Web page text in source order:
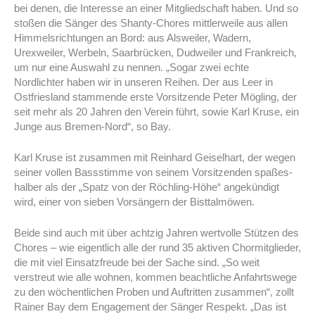
bei denen, die Interesse an einer Mitgliedschaft haben. Und so
stoßen die Sänger des Shanty-Chores mittlerweile aus allen
Himmelsrichtungen an Bord: aus Alsweiler, Wadern,
Urexweiler, Werbeln, Saarbrücken, Dudweiler und Frankreich,
um nur eine Auswahl zu nennen. „Sogar zwei echte
Nordlichter haben wir in unseren Reihen. Der aus Leer in
Ostfriesland stammende erste Vorsitzende Peter Mögling, der
seit mehr als 20 Jahren den Verein führt, sowie Karl Kruse, ein
Junge aus Bremen-Nord“, so Bay.
Karl Kruse ist zusammen mit Reinhard Geiselhart, der wegen
seiner vollen Bassstimme von seinem Vorsitzenden spaßes-
halber als der „Spatz von der Röchling-Höhe“ angekündigt
wird, einer von sieben Vorsängern der Bisttalmöwen.
Beide sind auch mit über achtzig Jahren wertvolle Stützen des
Chores – wie eigentlich alle der rund 35 aktiven Chormitglieder,
die mit viel Einsatzfreude bei der Sache sind. „So weit
verstreut wie alle wohnen, kommen beachtliche Anfahrtswege
zu den wöchentlichen Proben und Auftritten zusammen“, zollt
Rainer Bay dem Engagement der Sänger Respekt. „Das ist